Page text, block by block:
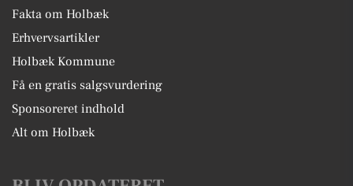
Fakta om Holbæk
Erhvervsartikler
Holbæk Kommune
Få en gratis salgsvurdering
Sponsoreret indhold
Alt om Holbæk